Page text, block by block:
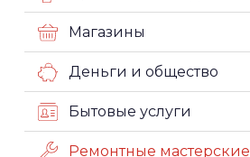
Магазины
Деньги и общество
Бытовые услуги
Ремонтные мастерские